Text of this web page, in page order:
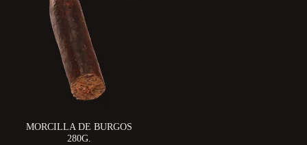
MORCILLA DE BURGOS
280G.